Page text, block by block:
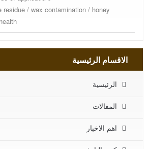
/ wax contamination / honey
الاقسام الرئيسية
الرئيسية
المقالات
اهم الاخبار